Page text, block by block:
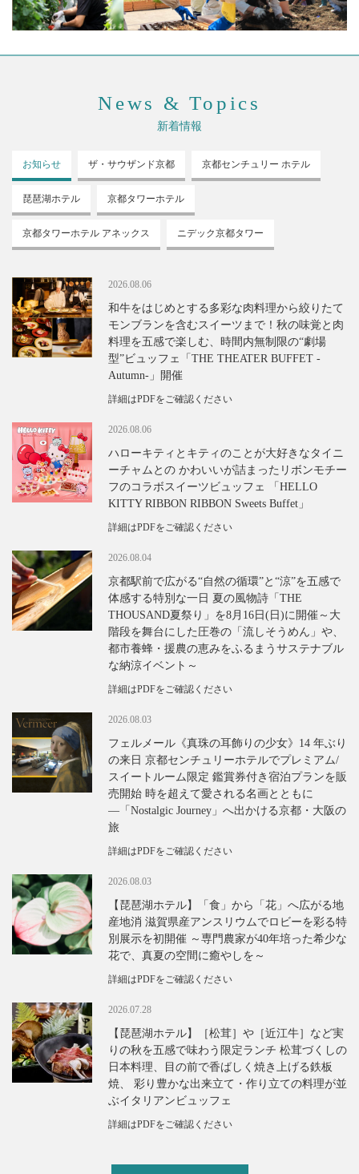
News & Topics
新着情報
お知らせ ザ・サウザンド京都 京都センチュリー ホテル
琵琶湖ホテル 京都タワーホテル
京都タワーホテル アネックス ニデック京都タワー
2026.08.06
和牛をはじめとする多彩な肉料理から絞りたて
モンブランを含むスイーツまで！秋の味覚と肉
料理を五感で楽しむ、時間内無制限の“劇場
型”ビュッフェ「THE THEATER BUFFET -
Autumn-」開催
詳細はPDFをご確認ください
2026.08.06
ハローキティとキティのことが大好きなタイニ
ーチャムとの かわいいが詰まったリボンモチー
フのコラボスイーツビュッフェ 「HELLO
KITTY RIBBON RIBBON Sweets Buffet」
詳細はPDFをご確認ください
2026.08.04
京都駅前で広がる“自然の循環”と“涼”を五感で
体感する特別な一日 夏の風物詩「THE
THOUSAND夏祭り」を8月16日(日)に開催～大
階段を舞台にした圧巻の「流しそうめん」や、
都市養蜂・援農の恵みをふるまうサステナブル
な納涼イベント～
詳細はPDFをご確認ください
2026.08.03
フェルメール《真珠の耳飾りの少女》14 年ぶり
の来日 京都センチュリーホテルでプレミアム/
スイートルーム限定 鑑賞券付き宿泊プランを販
売開始 時を超えて愛される名画とともに
―「Nostalgic Journey」へ出かける京都・大阪の
旅
詳細はPDFをご確認ください
2026.08.03
【琵琶湖ホテル】「食」から「花」へ広がる地
産地消 滋賀県産アンスリウムでロビーを彩る特
別展示を初開催 ～専門農家が40年培った希少な
花で、真夏の空間に癒やしを～
詳細はPDFをご確認ください
2026.07.28
【琵琶湖ホテル】［松茸］や［近江牛］など実
りの秋を五感で味わう限定ランチ 松茸づくしの
日本料理、目の前で香ばしく焼き上げる鉄板
焼、 彩り豊かな出来立て・作り立ての料理が並
ぶイタリアンビュッフェ
詳細はPDFをご確認ください